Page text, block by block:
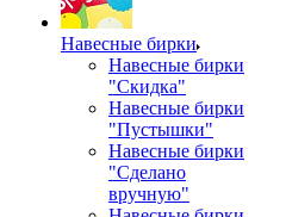
Навесные бирки
Навесные бирки
"Скидка"
Навесные бирки
"Пустышки"
Навесные бирки
"Сделано
вручную"